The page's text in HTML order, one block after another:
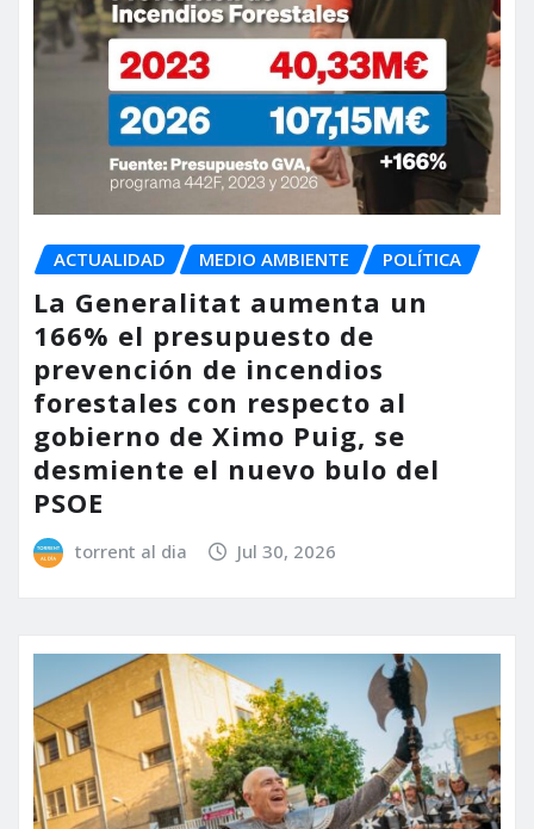
ACTUALIDAD MEDIO AMBIENTE POLÍTICA
La Generalitat aumenta un
166% el presupuesto de
prevención de incendios
forestales con respecto al
gobierno de Ximo Puig, se
desmiente el nuevo bulo del
PSOE
torrent al dia Jul 30, 2026